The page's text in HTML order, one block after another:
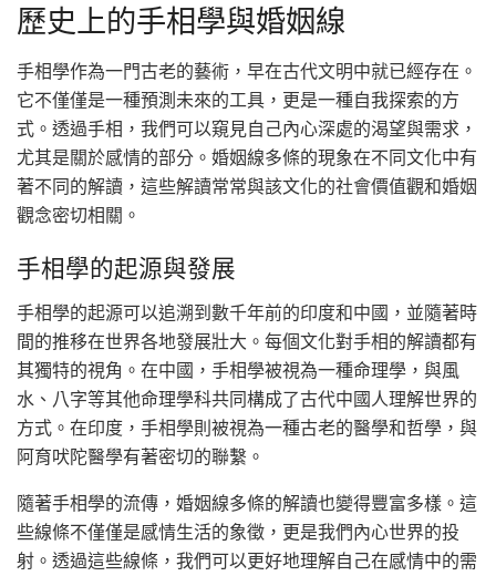
歷史上的手相學與婚姻線
手相學作為一門古老的藝術，早在古代文明中就已經存在。
它不僅僅是一種預測未來的工具，更是一種自我探索的方
式。透過手相，我們可以窺見自己內心深處的渴望與需求，
尤其是關於感情的部分。婚姻線多條的現象在不同文化中有
著不同的解讀，這些解讀常常與該文化的社會價值觀和婚姻
觀念密切相關。
手相學的起源與發展
手相學的起源可以追溯到數千年前的印度和中國，並隨著時
間的推移在世界各地發展壯大。每個文化對手相的解讀都有
其獨特的視角。在中國，手相學被視為一種命理學，與風
水、八字等其他命理學科共同構成了古代中國人理解世界的
方式。在印度，手相學則被視為一種古老的醫學和哲學，與
阿育吠陀醫學有著密切的聯繫。
隨著手相學的流傳，婚姻線多條的解讀也變得豐富多樣。這
些線條不僅僅是感情生活的象徵，更是我們內心世界的投
射。透過這些線條，我們可以更好地理解自己在感情中的需